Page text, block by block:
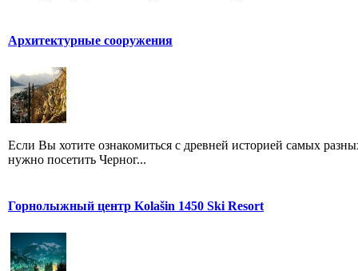
Архитектурные сооружения
Если Вы хотите ознакомиться с древней историей самых
нужно посетить Черног...
Горнолыжный центр Kolašin 1450 Ski Resort